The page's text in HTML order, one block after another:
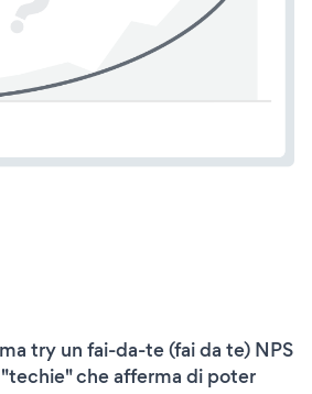
try un fai-da-te (fai da te) NPS
che afferma di poter